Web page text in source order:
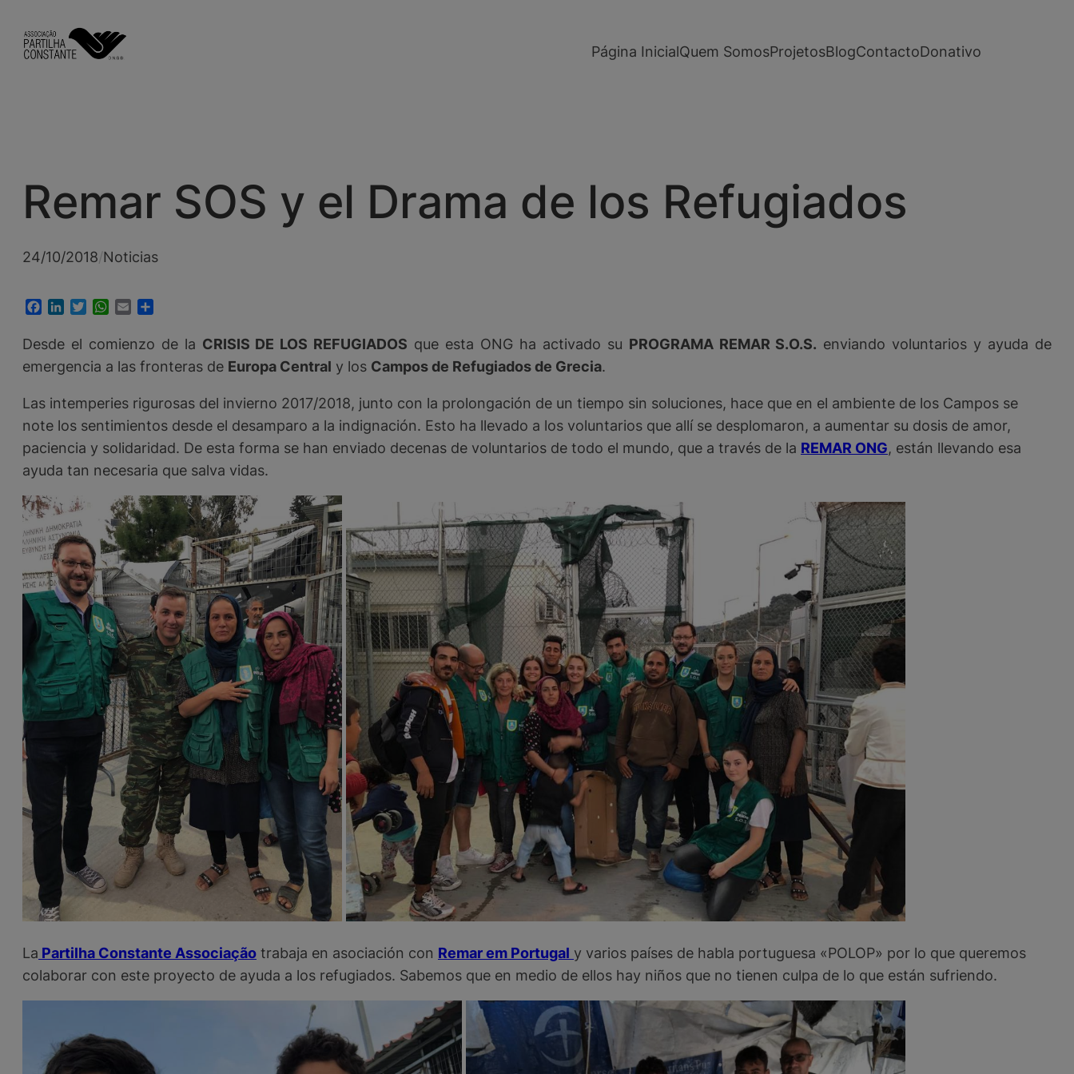
contenido
Página InicialQuem SomosProjetosBlogContactoDonativo
Remar SOS y el Drama de los Refugiados
24/10/2018/Noticias
Facebook
LinkedInTwitterWhatsApp
Email
Desde el comienzo de la CRISIS DE LOS REFUGIADOS que esta ONG ha activado su PROGRAMA REMAR S.O.S. enviando voluntarios y ayuda de
emergencia a las fronteras de Europa Central y los Campos de Refugiados de Grecia.
Las intemperies rigurosas del invierno 2017/2018, junto con la prolongación de un tiempo sin soluciones, hace que en el ambiente de los Campos se
note los sentimientos desde el desamparo a la indignación. Esto ha llevado a los voluntarios que allí se desplomaron, a aumentar su dosis de amor,
paciencia y solidaridad. De esta forma se han enviado decenas de voluntarios de todo el mundo, que a través de la REMAR ONG, están llevando esa
ayuda tan necesaria que salva vidas.
La Partilha Constante Associação trabaja en asociación con Remar em Portugal y varios países de habla portuguesa «POLOP» por lo que queremos
colaborar con este proyecto de ayuda a los refugiados. Sabemos que en medio de ellos hay niños que no tienen culpa de lo que están sufriendo.